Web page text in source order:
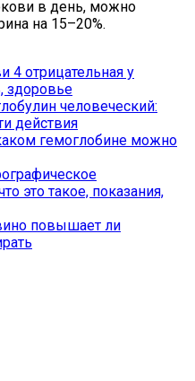
в день, можно
на 15–20%.
4 отрицательная у
здоровье
человеческий:
действия
гемоглобине можно
это такое, показания,
повышает ли